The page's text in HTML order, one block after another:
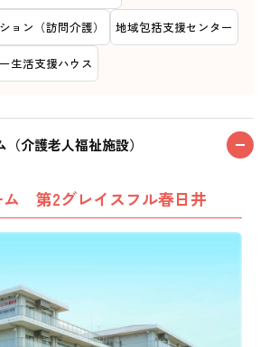
ョン（訪問介護） 地域包括支援センター
生活支援ハウス
介護老人福祉施設）
ム 第2グレイスフル春日井